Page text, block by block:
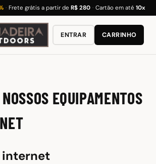
· Frete grátis a partir de R$ 280 · Cartão em até 10x
ENTRAR CARRINHO
EQUIPAMENTOS
internet